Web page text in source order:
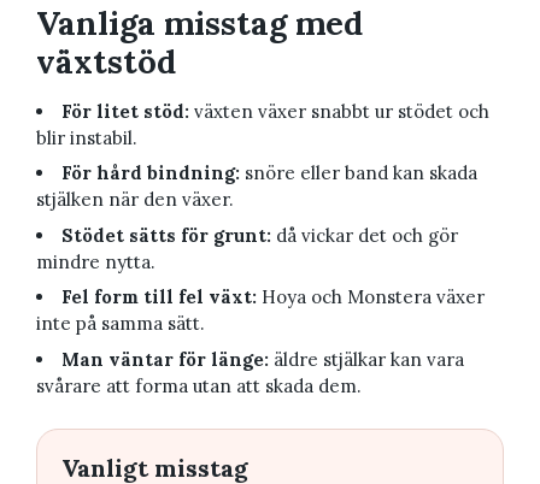
Vanliga misstag med
växtstöd
För litet stöd: växten växer snabbt ur stödet och
blir instabil.
För hård bindning: snöre eller band kan skada
stjälken när den växer.
Stödet sätts för grunt: då vickar det och gör
mindre nytta.
Fel form till fel växt: Hoya och Monstera växer
inte på samma sätt.
Man väntar för länge: äldre stjälkar kan vara
svårare att forma utan att skada dem.
Vanligt misstag